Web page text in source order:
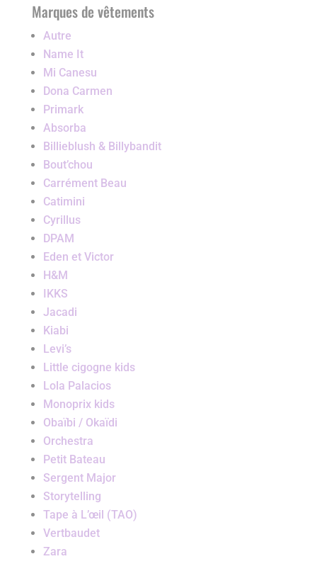
Marques de vêtements
Autre
Name It
Mi Canesu
Dona Carmen
Primark
Absorba
Billieblush & Billybandit
Bout’chou
Carrément Beau
Catimini
Cyrillus
DPAM
Eden et Victor
H&M
IKKS
Jacadi
Kiabi
Levi’s
Little cigogne kids
Lola Palacios
Monoprix kids
Obaïbi / Okaïdi
Orchestra
Petit Bateau
Sergent Major
Storytelling
Tape à L’œil (TAO)
Vertbaudet
Zara